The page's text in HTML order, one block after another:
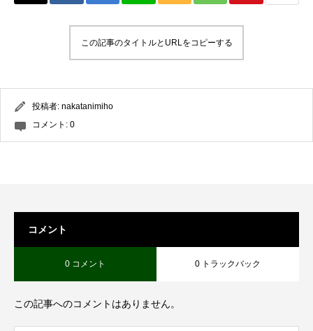
この記事のタイトルとURLをコピーする
投稿者: nakatanimiho
コメント: 0
コメント
0 コメント 0 トラックバック
この記事へのコメントはありません。